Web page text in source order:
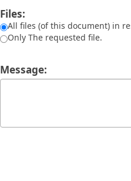
Files:
All files (of this document) in
Only The requested file.
Message: